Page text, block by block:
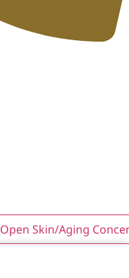
Open Skin/Aging